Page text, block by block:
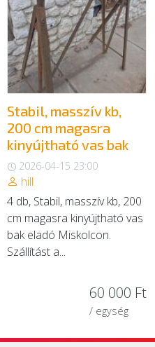
Stabil, masszív kb,
200 cm magasra
kinyújtható vas bak
2026-04-15 23:00
hill
4 db, Stabil, masszív kb, 200
cm magasra kinyújtható vas
bak eladó Miskolcon.
Szállítást a...
60 000 Ft
/ egység